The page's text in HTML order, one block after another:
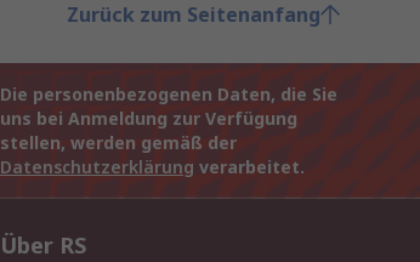
Zurück zum Seitenanfang
Die personenbezogenen Daten, die Sie
uns bei Anmeldung zur Verfügung
stellen, werden gemäß der
Datenschutzerklärung verarbeitet.
Über RS